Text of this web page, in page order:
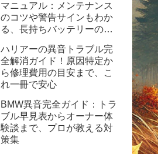
マニュアル：メンテナンス
のコツや警告サインもわか
る、長持ちバッテリーの秘
ハリアーの異音トラブル完
全解消ガイド！原因特定か
ら修理費用の目安まで、こ
れ一冊で安心
BMW異音完全ガイド：トラ
ブル早見表からオーナー体
験談まで、プロが教える対
策集